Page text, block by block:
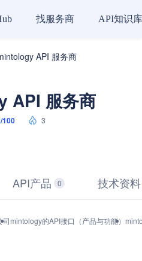
找服务商 API知识库
API 服务商
API 服务商
100 3
API产品 0 技术资料
司mintology的API接口（产品与功能）